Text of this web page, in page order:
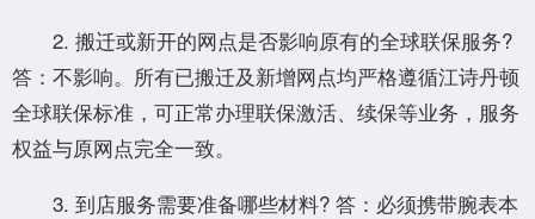
2. 搬迁或新开的网点是否影响原有的全球联保服务?
答：不影响。所有已搬迁及新增网点均严格遵循江诗丹顿
全球联保标准，可正常办理联保激活、续保等业务，服务
权益与原网点完全一致。
3. 到店服务需要准备哪些材料? 答：必须携带腕表本